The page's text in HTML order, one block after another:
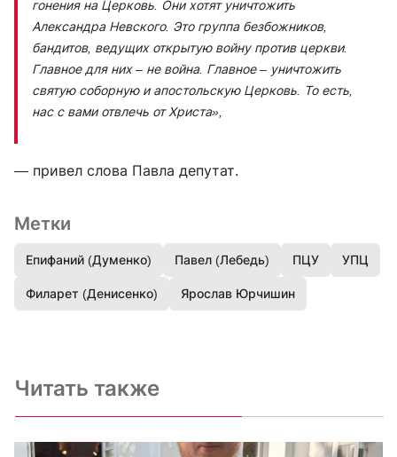
гонения на Церковь. Они хотят уничтожить
Александра Невского. Это группа безбожников,
бандитов, ведущих открытую войну против церкви.
Главное для них – не война. Главное – уничтожить
святую соборную и апостольскую Церковь. То есть,
нас с вами отвлечь от Христа»,
— привел слова Павла депутат.
Метки
Епифаний (Думенко) Павел (Лебедь) ПЦУ УПЦ
Филарет (Денисенко) Ярослав Юрчишин
Читать также